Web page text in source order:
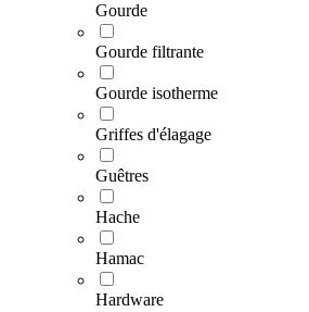
Gourde
Gourde filtrante
Gourde isotherme
Griffes d'élagage
Guêtres
Hache
Hamac
Hardware